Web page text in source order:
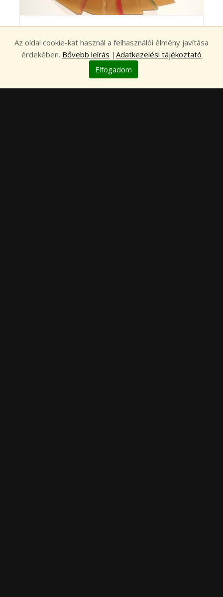
Az oldal cookie-kat használ a felhasználói élmény javítása
érdekében. Bővebb leírás | Adatkezelési tájékoztató
Elfogadom
HÚSVÉTI ÚJDONSÁGOK ÉS -20%
KEDVEZMÉNY
2026. Február 26.